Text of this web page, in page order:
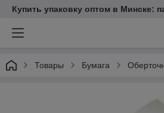
Купить упаковку оптом в Минске:
Товары Бумага